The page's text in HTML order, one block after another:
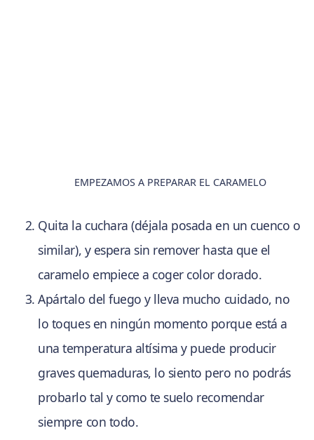
EMPEZAMOS A PREPARAR EL CARAMELO
Quita la cuchara (déjala posada en un cuenco o
similar), y espera sin remover hasta que el
caramelo empiece a coger color dorado.
Apártalo del fuego y lleva mucho cuidado, no
lo toques en ningún momento porque está a
una temperatura altísima y puede producir
graves quemaduras, lo siento pero no podrás
probarlo tal y como te suelo recomendar
siempre con todo.